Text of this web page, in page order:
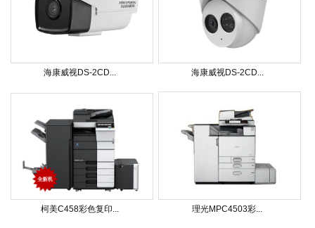
海康威视DS-2CD... 海康威视DS-2CD...
柯美C458彩色复印... 理光MPC4503彩...